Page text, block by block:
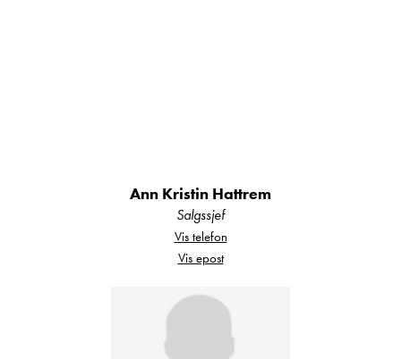
Automatgir
Gjennom gode garantier og et landsdekkende
Ann Kristin Hattrem
Salgssjef
Vis telefon
Vis epost